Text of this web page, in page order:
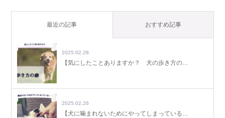
最近の記事 おすすめ記事
2025.02.28
【気にしたことありますか？ 犬の歩き方の…
2025.02.26
【犬に噛まれないためにやってしまっている…